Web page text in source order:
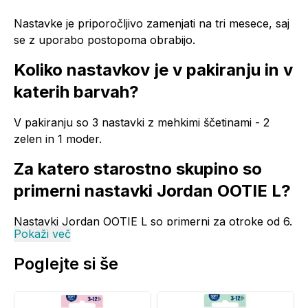
Nastavke je priporočljivo zamenjati na tri mesece, saj
se z uporabo postopoma obrabijo.
Koliko nastavkov je v pakiranju in v
katerih barvah?
V pakiranju so 3 nastavki z mehkimi ščetinami - 2
zelen in 1 moder.
Za katero starostno skupino so
primerni nastavki Jordan OOTIE L?
Nastavki Jordan OOTIE L so primerni za otroke od 6.
do 12. leta. Zasnovani so za majhna usta in mlečne
zobe.
Pokaži več
Poglejte si še